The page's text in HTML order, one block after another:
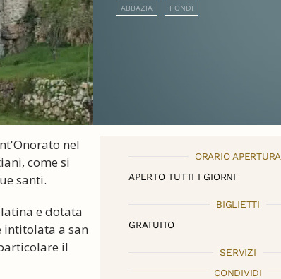
ABBAZIA FONDI
nel
come si
santi.
e dotata
intitolata a san
il
ORARIO APERTURA
APERTO TUTTI I GIORNI
BIGLIETTI
GRATUITO
SERVIZI
CONDIVIDI